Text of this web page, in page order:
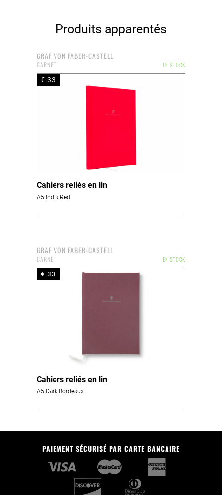
Produits apparentés
GRAF VON FABER-CASTELL
EN STOCK
CARNET
€ 33
Cahiers reliés en lin
A5 India Red
GRAF VON FABER-CASTELL
EN STOCK
CARNET
€ 33
Cahiers reliés en lin
A5 Dark Bordeaux
PAIEMENT SÉCURISÉ PAR CARTE BANCAIRE